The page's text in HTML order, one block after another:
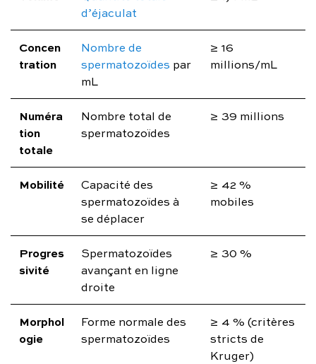
d’éjaculat
Concen
tration
Nombre de
spermatozoïdes par
mL
≥ 16
millions/mL
Numéra
tion
totale
Nombre total de
spermatozoïdes
≥ 39 millions
Mobilité
Capacité des
spermatozoïdes à
se déplacer
≥ 42 %
mobiles
Progres
sivité
Spermatozoïdes
avançant en ligne
droite
≥ 30 %
Morphol
ogie
Forme normale des
spermatozoïdes
≥ 4 % (critères
stricts de
Kruger)